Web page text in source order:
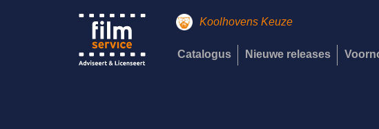
Koolhovens Keuze
Catalogus Nieuwe releases